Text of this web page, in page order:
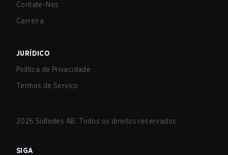
Contate-Nos
Carreira
JURÍDICO
Política de Privacidade
Termos de Serviço
2026 Sidledes AB. Todos os direitos reservados.
SIGA